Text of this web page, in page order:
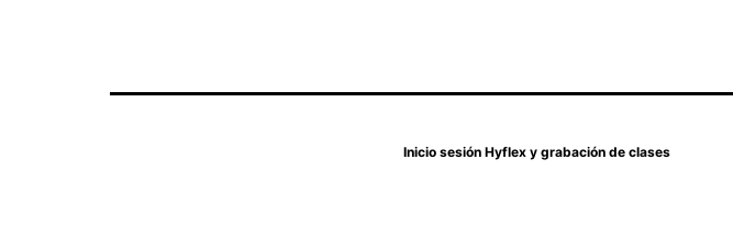
Inicio sesión Hyflex y grabación de clases